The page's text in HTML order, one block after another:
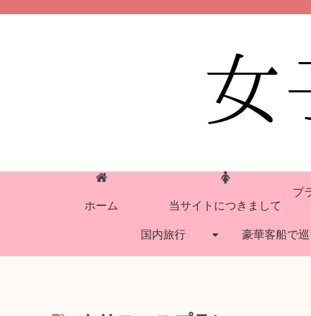
ホーム 当サイトにつきまして
プ
国内旅行 豪華客船で